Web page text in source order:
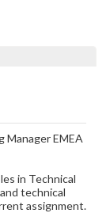
Manager EMEA
in Technical
technical
assignment.